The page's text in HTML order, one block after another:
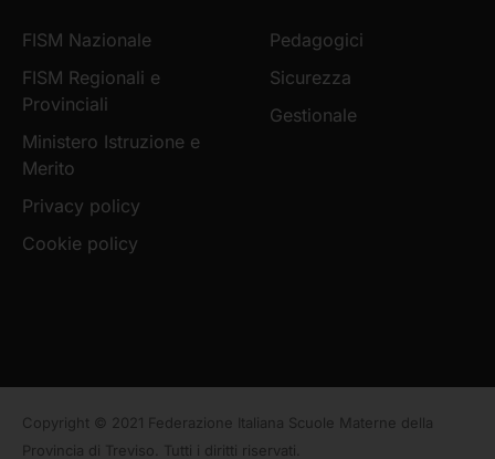
FISM Nazionale
FISM Regionali e
Provinciali
Ministero Istruzione e
Merito
Privacy policy
Cookie policy
Pedagogici
Sicurezza
Gestionale
Copyright © 2021 Federazione Italiana Scuole Materne della
Provincia di Treviso. Tutti i diritti riservati.